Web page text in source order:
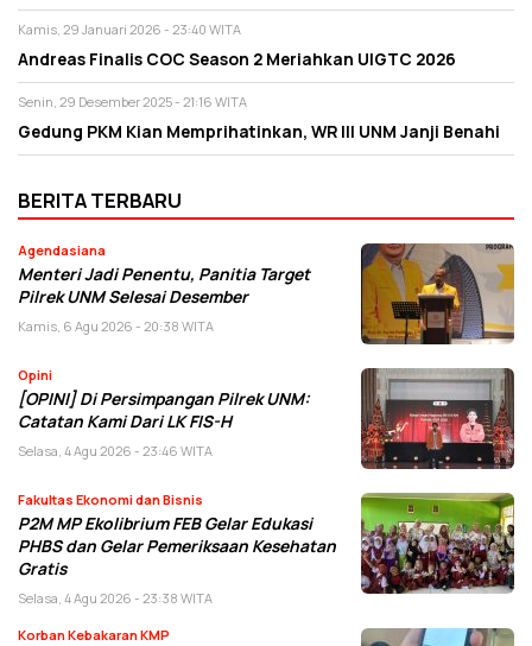
Kamis, 29 Januari 2026 - 23:40 WITA
Andreas Finalis COC Season 2 Meriahkan UIGTC 2026
Senin, 29 Desember 2025 - 21:16 WITA
Gedung PKM Kian Memprihatinkan, WR III UNM Janji Benahi
BERITA TERBARU
Agendasiana
Menteri Jadi Penentu, Panitia Target
Pilrek UNM Selesai Desember
Kamis, 6 Agu 2026 - 20:38 WITA
Opini
[OPINI] Di Persimpangan Pilrek UNM:
Catatan Kami Dari LK FIS-H
Selasa, 4 Agu 2026 - 23:46 WITA
Fakultas Ekonomi dan Bisnis
P2M MP Ekolibrium FEB Gelar Edukasi
PHBS dan Gelar Pemeriksaan Kesehatan
Gratis
Selasa, 4 Agu 2026 - 23:38 WITA
Korban Kebakaran KMP